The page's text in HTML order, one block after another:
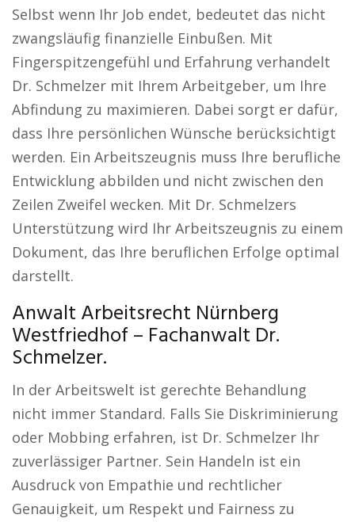
Selbst wenn Ihr Job endet, bedeutet das nicht
zwangsläufig finanzielle Einbußen. Mit
Fingerspitzengefühl und Erfahrung verhandelt
Dr. Schmelzer mit Ihrem Arbeitgeber, um Ihre
Abfindung zu maximieren. Dabei sorgt er dafür,
dass Ihre persönlichen Wünsche berücksichtigt
werden. Ein Arbeitszeugnis muss Ihre berufliche
Entwicklung abbilden und nicht zwischen den
Zeilen Zweifel wecken. Mit Dr. Schmelzers
Unterstützung wird Ihr Arbeitszeugnis zu einem
Dokument, das Ihre beruflichen Erfolge optimal
darstellt.
Anwalt Arbeitsrecht Nürnberg
Westfriedhof – Fachanwalt Dr.
Schmelzer.
In der Arbeitswelt ist gerechte Behandlung
nicht immer Standard. Falls Sie Diskriminierung
oder Mobbing erfahren, ist Dr. Schmelzer Ihr
zuverlässiger Partner. Sein Handeln ist ein
Ausdruck von Empathie und rechtlicher
Genauigkeit, um Respekt und Fairness zu